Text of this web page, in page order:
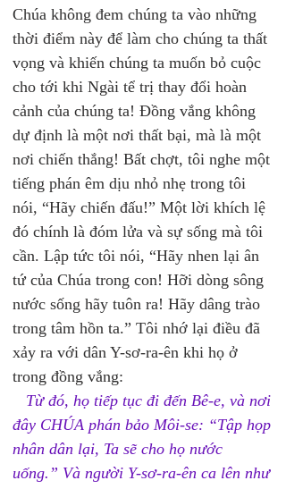
Chúa không đem chúng ta vào những
thời điểm này để làm cho chúng ta thất
vọng và khiến chúng ta muốn bỏ cuộc
cho tới khi Ngài tể trị thay đổi hoàn
cảnh của chúng ta! Đồng vắng không
dự định là một nơi thất bại, mà là một
nơi chiến thắng! Bất chợt, tôi nghe một
tiếng phán êm dịu nhỏ nhẹ trong tôi
nói, “Hãy chiến đấu!” Một lời khích lệ
đó chính là đóm lửa và sự sống mà tôi
cần. Lập tức tôi nói, “Hãy nhen lại ân
tứ của Chúa trong con! Hỡi dòng sông
nước sống hãy tuôn ra! Hãy dâng trào
trong tâm hồn ta.” Tôi nhớ lại điều đã
xảy ra với dân Y-sơ-ra-ên khi họ ở
trong đồng vắng:
Từ đó, họ tiếp tục đi đến Bê-e, và nơi
đây CHÚA phán bảo Môi-se: “Tập họp
nhân dân lại, Ta sẽ cho họ nước
uống.” Và người Y-sơ-ra-ên ca lên như